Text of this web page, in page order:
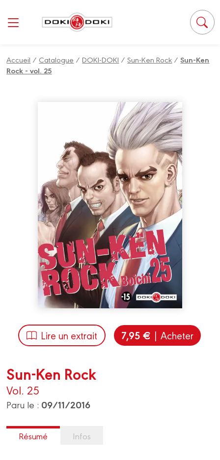
Accueil / Catalogue /DOKI-DOKI /Sun-Ken Rock /Sun-Ken
Rock - vol. 25
Lire un extrait 7,95 € | Acheter
Sun-Ken Rock
Vol. 25
Paru le : 09/11/2016
Résumé Infos